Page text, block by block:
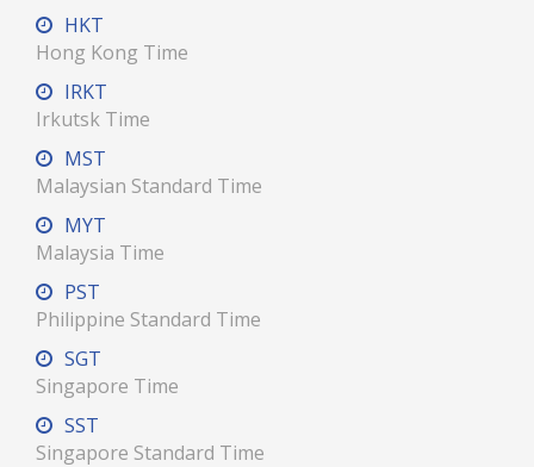
HKT
Hong Kong Time
IRKT
Irkutsk Time
MST
Malaysian Standard Time
MYT
Malaysia Time
PST
Philippine Standard Time
SGT
Singapore Time
SST
Singapore Standard Time